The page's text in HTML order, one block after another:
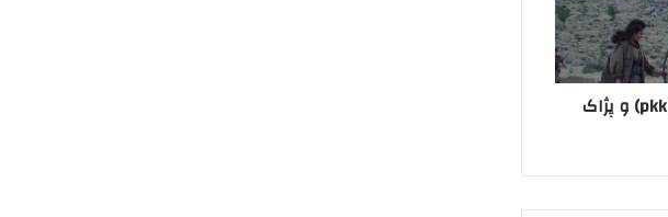
روز جهانی زن از دیدگاه پ.ک.ک (pkk) و پژاک